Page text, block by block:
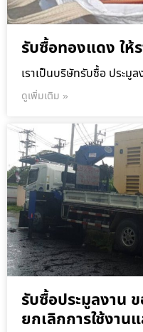
รับซื้อทองแดง ให้
เราเป็นบริษัทรับซื้อ ประมูล
ดูเพิ่มเติม »
รับซื้อประมูลงาน
ยกเลิกการใช้งาน